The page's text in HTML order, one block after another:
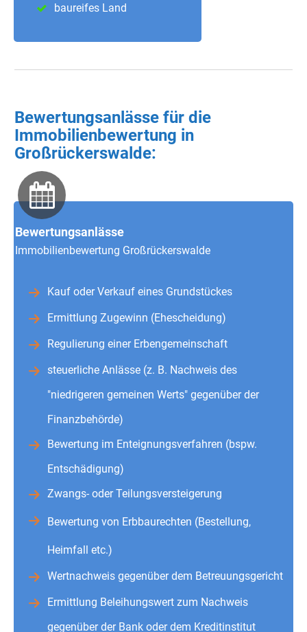
baureifes Land
Bewertungsanlässe für die
Immobilienbewertung in
Großrückerswalde:
Bewertungsanlässe
Immobilienbewertung Großrückerswalde
Kauf oder Verkauf eines Grundstückes
Ermittlung Zugewinn (Ehescheidung)
Regulierung einer Erbengemeinschaft
steuerliche Anlässe (z. B. Nachweis des
"niedrigeren gemeinen Werts" gegenüber der
Finanzbehörde)
Bewertung im Enteignungsverfahren (bspw.
Entschädigung)
Zwangs- oder Teilungsversteigerung
Bewertung von Erbbaurechten (Bestellung,
Heimfall etc.)
Wertnachweis gegenüber dem Betreuungsgericht
Ermittlung Beleihungswert zum Nachweis
gegenüber der Bank oder dem Kreditinstitut